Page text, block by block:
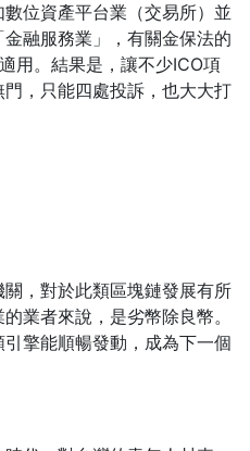
位資產平台業（交易所）並
融服務業」，有關金保法的
用。結果是，讓不少ICO項
，只能四處投訴，也大大打
，對於此類區塊鏈發展有所
業者來說，是劣幣除良幣。
擎能順暢發動，成為下一個